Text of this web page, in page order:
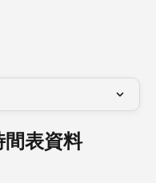
表資料